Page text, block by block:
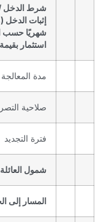
شرط الدخل /
شهريًا حسب
استثمار بقيمة 500,000 يورو (صناديق عادةً)
مدة المعالجة
صلاحية
فترة التجديد
شمول العائلة
المسار إلى